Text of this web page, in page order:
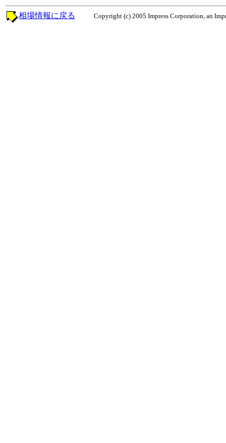
Copyright (c) 2005 Impress Corporation, an
相場情報に戻る